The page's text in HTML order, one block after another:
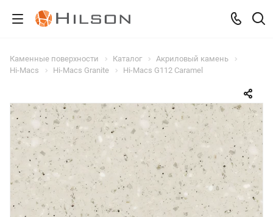
Каменные поверхности Каталог
Акриловый камень
Hi-Macs
Hi-Macs Granite Hi-Macs G112 Caramel